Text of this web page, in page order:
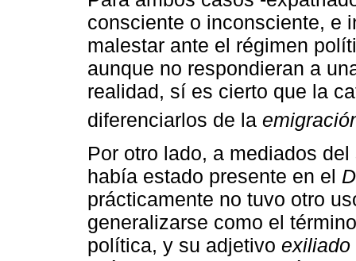
consciente o inconsciente, e
malestar ante el régimen
aunque no respondieran a
realidad, sí es cierto que la
diferenciarlos de la
Por otro lado, a mediados
había estado presente en el
prácticamente no tuvo otro
generalizarse como el
política, y su adjetivo exiliado